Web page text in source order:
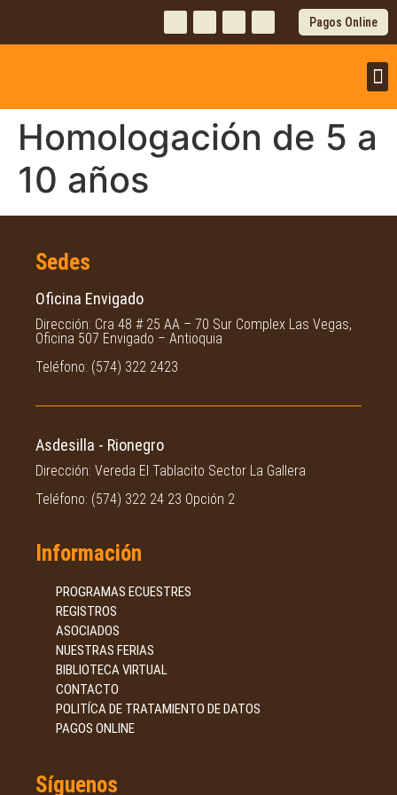
Pagos Online
Homologación de 5 a
10 años
Sedes
Oficina Envigado
Dirección: Cra 48 # 25 AA – 70 Sur Complex Las Vegas,
Oficina 507 Envigado – Antioquia
Teléfono: (574) 322 2423
Asdesilla - Rionegro
Dirección: Vereda El Tablacito Sector La Gallera
Teléfono: (574) 322 24 23 Opción 2
Información
PROGRAMAS ECUESTRES
REGISTROS
ASOCIADOS
NUESTRAS FERIAS
BIBLIOTECA VIRTUAL
CONTACTO
POLITÍCA DE TRATAMIENTO DE DATOS
PAGOS ONLINE
Síguenos